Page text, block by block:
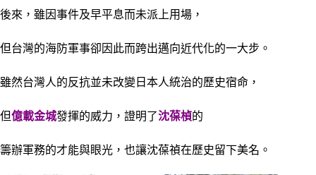
後來，雖因事件及早平息而未派上用場，
但台灣的海防軍事卻因此而跨出邁向近代化的一大步。
雖然台灣人的反抗並未改變日本人統治的歷史宿命，
但億載金城發揮的威力，證明了沈葆楨的
籌辦軍務的才能與眼光，也讓沈葆禎在歷史留下美名。